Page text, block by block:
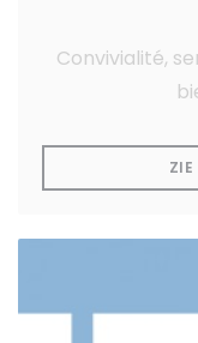
Convivialité,